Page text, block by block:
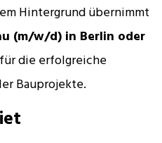
Hintergrund übernimmt
(m/w/d) in Berlin oder
die erfolgreiche
Bauprojekte.